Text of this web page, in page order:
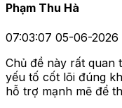
Phạm Thu Hà
07:03:07 05-06-2026
Chủ đề này rất quan
yếu tố cốt lõi đúng
hỗ trợ mạnh mẽ để